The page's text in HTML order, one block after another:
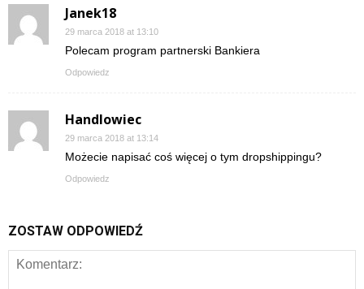
Janek18
29 marca 2018 at 13:10
Polecam program partnerski Bankiera
Odpowiedz
Handlowiec
29 marca 2018 at 13:14
Możecie napisać coś więcej o tym dropshippingu?
Odpowiedz
ZOSTAW ODPOWIEDŹ